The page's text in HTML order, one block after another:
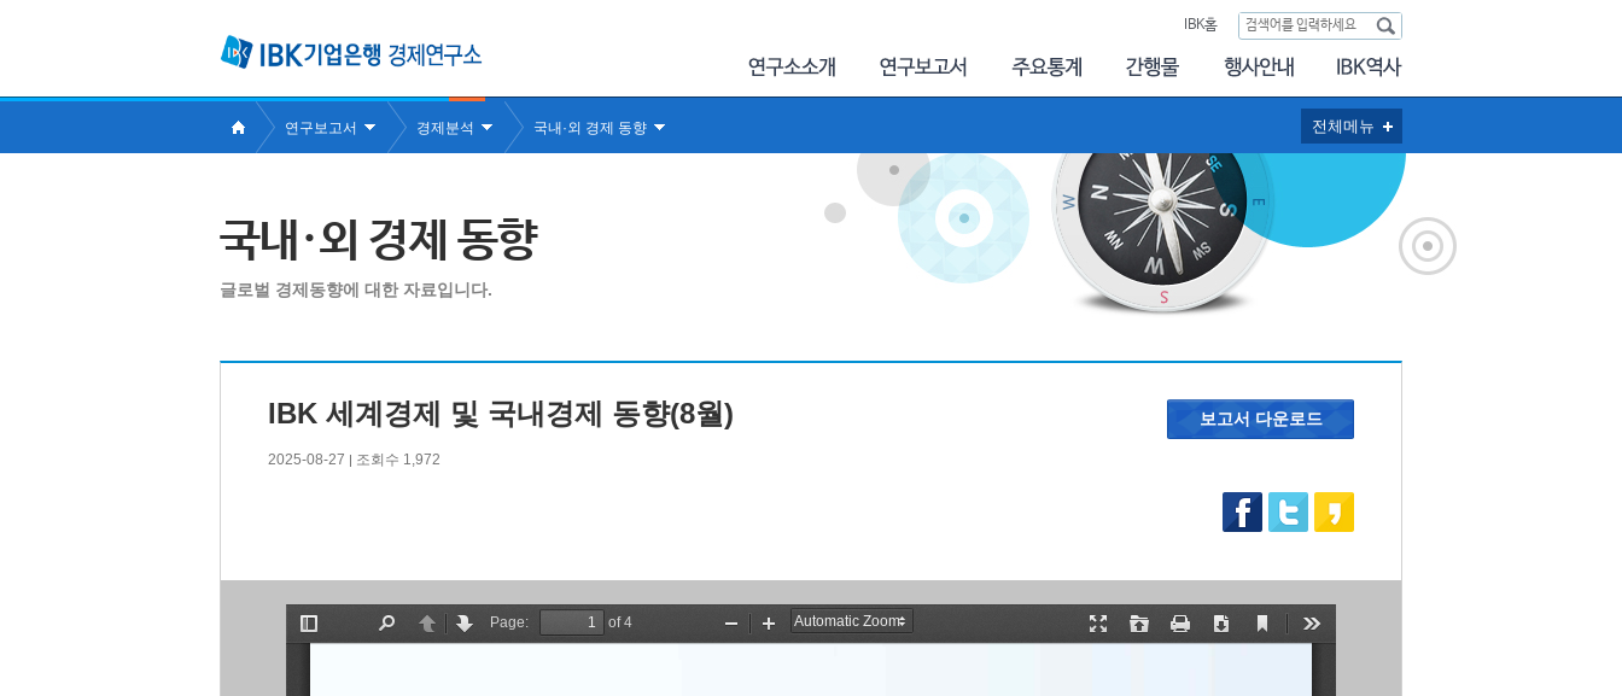
IBK홈
전체메뉴
연구보고서 경제분석 국내·외 경제 동향
국내·외 경제 동향
글로벌 경제동향에 대한 자료입니다.
IBK 세계경제 및 국내경제 동향(8월)
2025-08-27 | 조회수 1,972
보고서 다운로드